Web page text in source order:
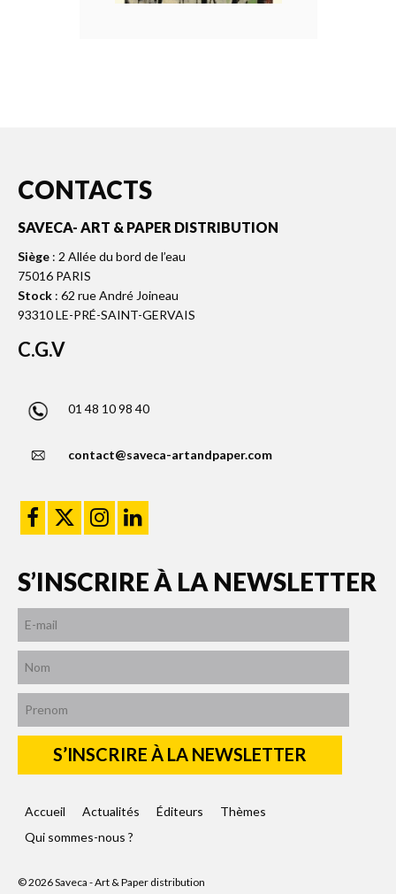
CONTACTS
SAVECA- ART & PAPER DISTRIBUTION
Siège : 2 Allée du bord de l’eau
75016 PARIS
Stock : 62 rue André Joineau
93310 LE-PRÉ-SAINT-GERVAIS
C.G.V
01 48 10 98 40
contact@saveca-artandpaper.com
S’INSCRIRE À LA NEWSLETTER
Accueil Actualités Éditeurs
Thèmes
Qui sommes-nous ?
© 2026 Saveca - Art & Paper distribution